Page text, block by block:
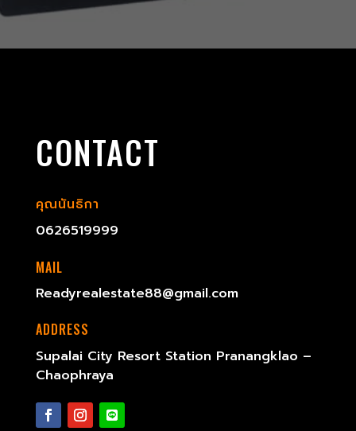
CONTACT
คุณนันธิกา
0626519999
MAIL
Readyrealestate88@gmail.com
ADDRESS
Supalai City Resort Station Pranangklao –
Chaophraya